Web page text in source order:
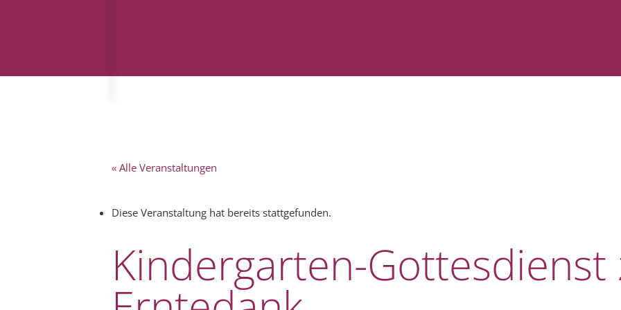
« Alle Veranstaltungen
Diese Veranstaltung hat bereits stattgefunden.
Kindergarten-Gottesdienst